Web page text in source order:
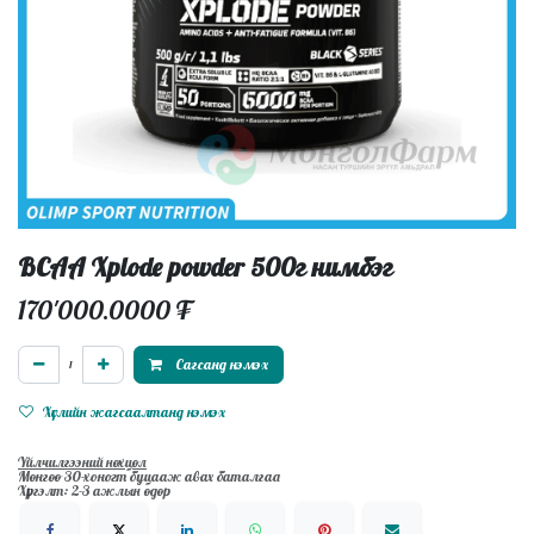
BCAA Xplode powder 500г нимбэг
170'000.0000₮
Сагсанд нэмэх
Хүслийн жагсаалтанд нэмэх
Үйлчилгээний нөхцөл
Мөнгөө 30-хоногт буцааж авах баталгаа
Хүргэлт: 2-3 ажлын өдөр